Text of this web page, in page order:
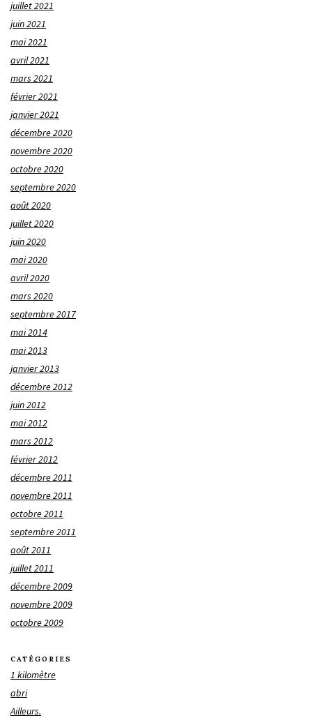
juillet 2021
juin 2021
mai 2021
avril 2021
mars 2021
février 2021
janvier 2021
décembre 2020
novembre 2020
octobre 2020
septembre 2020
août 2020
juillet 2020
juin 2020
mai 2020
avril 2020
mars 2020
septembre 2017
mai 2014
mai 2013
janvier 2013
décembre 2012
juin 2012
mai 2012
mars 2012
février 2012
décembre 2011
novembre 2011
octobre 2011
septembre 2011
août 2011
juillet 2011
décembre 2009
novembre 2009
octobre 2009
CATÉGORIES
1 kilomètre
abri
Ailleurs.